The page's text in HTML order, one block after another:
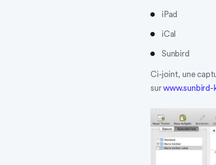
iPad
iCal
Sunbird
Ci-joint, une
surwww.sunbird-